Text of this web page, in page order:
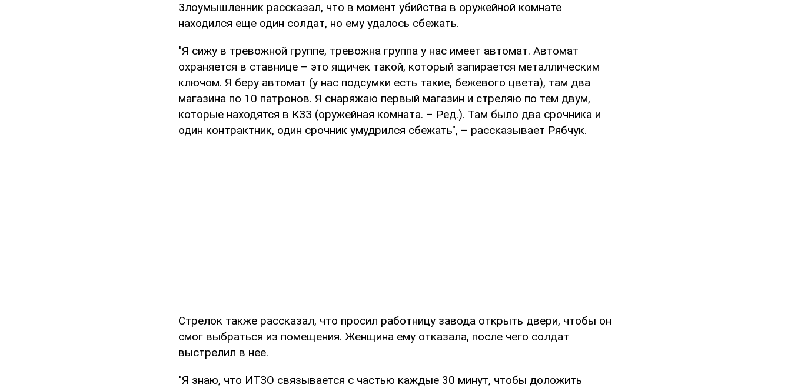
Злоумышленник рассказал, что в момент убийства в оружейной комнате
находился еще один солдат, но ему удалось сбежать.
"Я сижу в тревожной группе, тревожна группа у нас имеет автомат. Автомат
охраняется в ставнице – это ящичек такой, который запирается металлическим
ключом. Я беру автомат (у нас подсумки есть такие, бежевого цвета), там два
магазина по 10 патронов. Я снаряжаю первый магазин и стреляю по тем двум,
которые находятся в КЗЗ (оружейная комната. – Ред.). Там было два срочника и
один контрактник, один срочник умудрился сбежать", – рассказывает Рябчук.
Стрелок также рассказал, что просил работницу завода открыть двери, чтобы он
смог выбраться из помещения. Женщина ему отказала, после чего солдат
выстрелил в нее.
"Я знаю, что ИТЗО связывается с частью каждые 30 минут, чтобы доложить